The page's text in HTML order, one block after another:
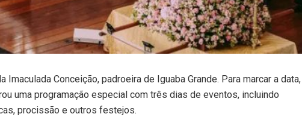
Imaculada Conceição, padroeira de Iguaba Grande. Para marcar a data,
uma programação especial com três dias de eventos, incluindo
procissão e outros festejos.